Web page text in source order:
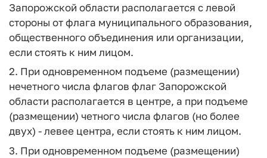
Запорожской области располагается с левой
стороны от флага муниципального образования,
общественного объединения или организации,
если стоять к ним лицом.
2. При одновременном подъеме (размещении)
нечетного числа флагов флаг Запорожской
области располагается в центре, а при подъеме
(размещении) четного числа флагов (но более
двух) - левее центра, если стоять к ним лицом.
3. При одновременном подъеме (размещении)